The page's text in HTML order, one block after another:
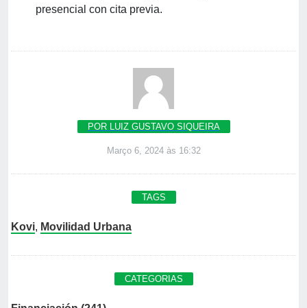
presencial con cita previa.
POR LUIZ GUSTAVO SIQUEIRA
Março 6, 2024 às 16:32
TAGS
Kovi, Movilidad Urbana
CATEGORIAS